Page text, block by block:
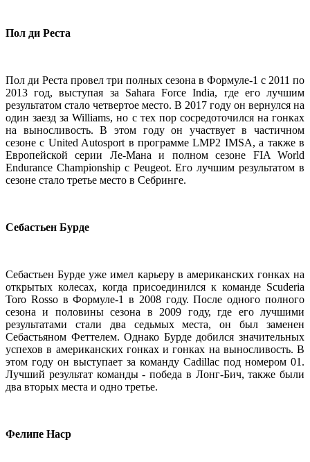
Пол ди Реста
Пол ди Реста провел три полных сезона в Формуле-1 с 2011 по
2013 год, выступая за Sahara Force India, где его лучшим
результатом стало четвертое место. В 2017 году он вернулся на
один заезд за Williams, но с тех пор сосредоточился на гонках
на выносливость. В этом году он участвует в частичном
сезоне с United Autosport в программе LMP2 IMSA, а также в
Европейской серии Ле-Мана и полном сезоне FIA World
Endurance Championship с Peugeot. Его лучшим результатом в
сезоне стало третье место в Себринге.
Себастьен Бурде
Себастьен Бурде уже имел карьеру в американских гонках на
открытых колесах, когда присоединился к команде Scuderia
Toro Rosso в Формуле-1 в 2008 году. После одного полного
сезона и половины сезона в 2009 году, где его лучшими
результатами стали два седьмых места, он был заменен
Себастьяном Феттелем. Однако Бурде добился значительных
успехов в американских гонках и гонках на выносливость. В
этом году он выступает за команду Cadillac под номером 01.
Лучший результат команды - победа в Лонг-Бич, также были
два вторых места и одно третье.
Фелипе Наср